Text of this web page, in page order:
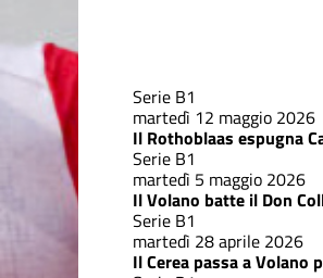
Serie B1
martedì 12 maggio 2026
Il Rothoblaas espugna
Serie B1
martedì 5 maggio 2026
Il Volano batte il Don
Serie B1
martedì 28 aprile 2026
Il Cerea passa a Volano